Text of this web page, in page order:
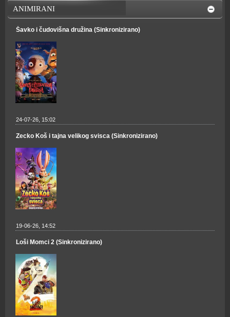
ANIMIRANI
Šavko i čudovišna družina (Sinkronizirano)
24-07-26, 15:02
Zecko Koš i tajna velikog svisca (Sinkronizirano)
19-06-26, 14:52
Loši Momci 2 (Sinkronizirano)